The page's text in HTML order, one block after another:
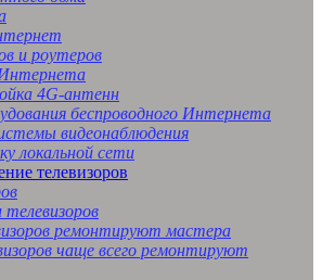
и роутеров
4G-антенн
беспроводного Интернета
видеонаблюдения
локальной сети
телевизоров
ремонтируют мастера
чаще всего ремонтируют